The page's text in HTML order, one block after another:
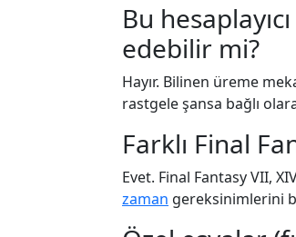
Bu
edebilir mi?
Hayır. Bilinen üreme
rastgele şansa bağlı
Farklı Final
Evet. Final Fantasy VII,
zaman gereksinimlerini